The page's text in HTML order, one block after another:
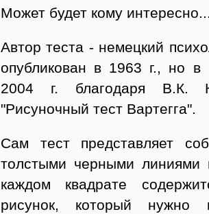
Может будет кому
Автор теста - немецкий
опубликован в 1963 г., но в
2004 г. благодаря В.К.
"Рисуночный тест Вартегга".
Сам тест представляет
толстыми черными
каждом квадрате
рисунок, который нужно